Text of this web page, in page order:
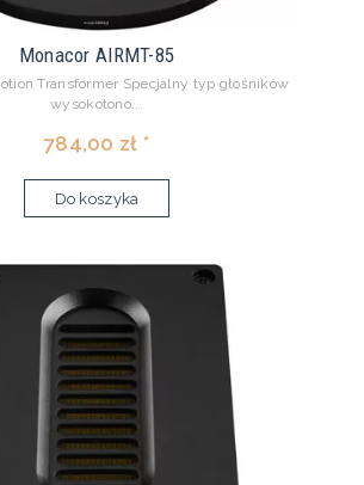
Monacor AIRMT-85
Transformer Specjalny typ głośników
wysokotono...
784,00 zł *
Do koszyka